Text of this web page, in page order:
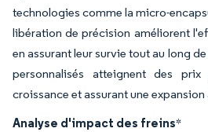
technologies comme la micro-
libération de précision améliorent
en assurant leur survie tout au long
personnalisés atteignent des
croissance et assurant une
Analyse d'impact des freins*